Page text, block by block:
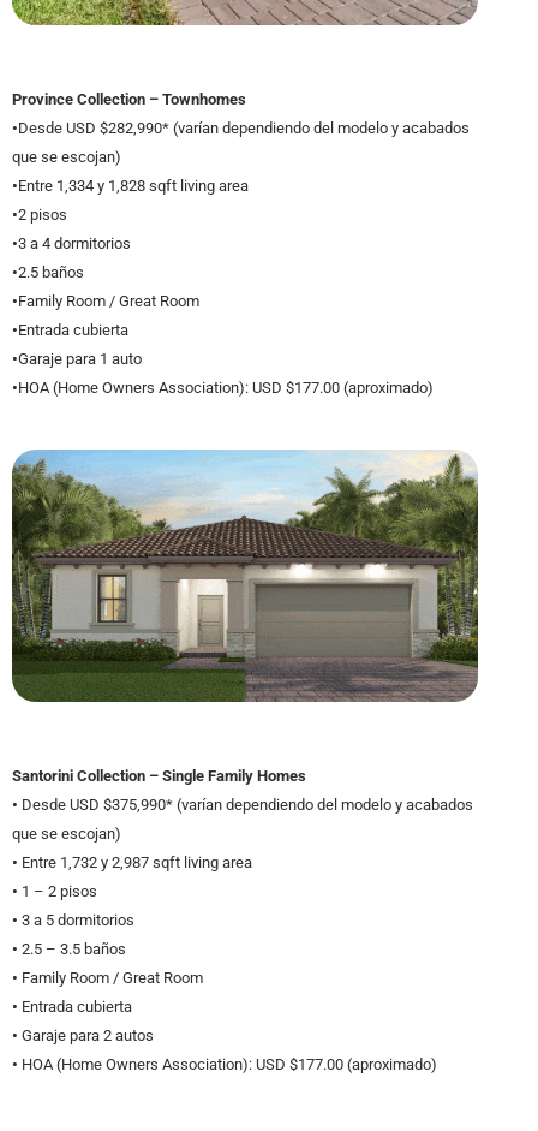
Province Collection – Townhomes
•Desde USD $282,990* (varían dependiendo del modelo y acabados
que se escojan)
•Entre 1,334 y 1,828 sqft living area
•2 pisos
•3 a 4 dormitorios
•2.5 baños
•Family Room / Great Room
•Entrada cubierta
•Garaje para 1 auto
•HOA (Home Owners Association): USD $177.00 (aproximado)
Santorini Collection – Single Family Homes
• Desde USD $375,990* (varían dependiendo del modelo y acabados
que se escojan)
• Entre 1,732 y 2,987 sqft living area
• 1 – 2 pisos
• 3 a 5 dormitorios
• 2.5 – 3.5 baños
• Family Room / Great Room
• Entrada cubierta
• Garaje para 2 autos
• HOA (Home Owners Association): USD $177.00 (aproximado)